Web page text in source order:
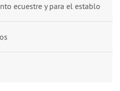
ecuestre y para el establo